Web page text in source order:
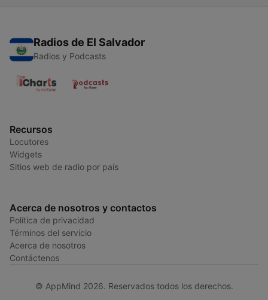
Radios de El Salvador
Radios y Podcasts
Recursos
Locutores
Widgets
Sitios web de radio por país
Acerca de nosotros y contactos
Política de privacidad
Términos del servicio
Acerca de nosotros
Contáctenos
© AppMind 2026. Reservados todos los derechos.